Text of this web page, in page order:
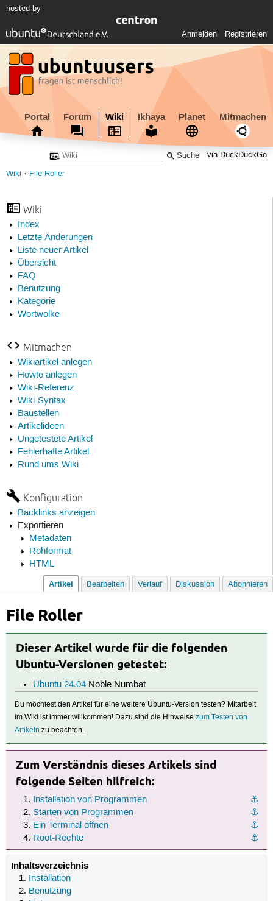
hosted by
Anmelden Registrieren
Portal Forum Wiki Ikhaya Planet Mitmachen
via DuckDuckGo
Wiki File Roller
Wiki
Index
Letzte Änderungen
Liste neuer Artikel
Übersicht
FAQ
Benutzung
Kategorie
Wortwolke
Mitmachen
Wikiartikel anlegen
Howto anlegen
Wiki-Referenz
Wiki-Syntax
Baustellen
Artikelideen
Ungetestete Artikel
Fehlerhafte Artikel
Rund ums Wiki
Konfiguration
Backlinks anzeigen
Exportieren
Metadaten
Rohformat
HTML
Artikel Bearbeiten Verlauf Diskussion Abonnieren
File Roller
Dieser Artikel wurde für die folgenden
Ubuntu-Versionen getestet:
Ubuntu 24.04Noble Numbat
Du möchtest den Artikel für eine weitere Ubuntu-Version testen? Mitarbeit
im Wiki ist immer willkommen! Dazu sind die Hinweisezum Testen von
Artikeln zu beachten.
Zum Verständnis dieses Artikels sind
folgende Seiten hilfreich:
⚓︎
Installation von Programmen
⚓︎
Starten von Programmen
⚓︎
Ein Terminal öffnen
⚓︎
Root-Rechte
Inhaltsverzeichnis
Installation
Benutzung